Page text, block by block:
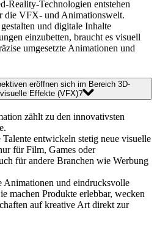
Reality-Technologien entstehen
die VFX- und Animationswelt.
und digitale Inhalte
einzubetten, braucht es visuell
umgesetzte Animationen und
eröffnen sich im Bereich 3D-
Effekte (VFX)?
zählt zu den innovativsten
entwickeln stetig neue visuelle
für Film, Games oder
für andere Branchen wie Werbung
Animationen und eindrucksvolle
machen Produkte erlebbar, wecken
auf kreative Art direkt zur